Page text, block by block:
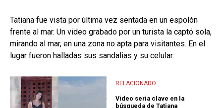
Tatiana fue vista por última vez sentada en un espolón
frente al mar. Un video grabado por un turista la captó sola,
mirando al mar, en una zona no apta para visitantes. En el
lugar fueron halladas sus sandalias y su celular.
RELACIONADO
Video sería clave en la
búsqueda de Tatiana